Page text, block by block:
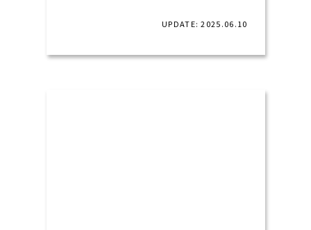
UPDATE: 2025.06.10